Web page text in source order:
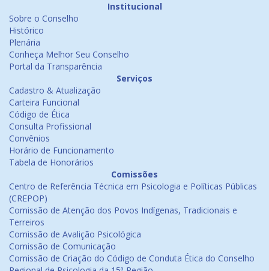
Institucional
Sobre o Conselho
Histórico
Plenária
Conheça Melhor Seu Conselho
Portal da Transparência
Serviços
Cadastro & Atualização
Carteira Funcional
Código de Ética
Consulta Profissional
Convênios
Horário de Funcionamento
Tabela de Honorários
Comissões
Centro de Referência Técnica em Psicologia e Políticas Públicas
(CREPOP)
Comissão de Atenção dos Povos Indígenas, Tradicionais e
Terreiros
Comissão de Avalição Psicológica
Comissão de Comunicação
Comissão de Criação do Código de Conduta Ética do Conselho